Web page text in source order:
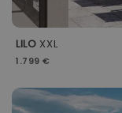
LILO XXL
1.799 €